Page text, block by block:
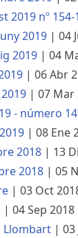
2019 nº 154-
2019 | 04
2019 | 04
| 06 Abr
| 07 Mar
- número
| 08 Ene
2018 | 13
2018 | 05
| 03 Oct
| 04 Sep 2018
Llombart | 03